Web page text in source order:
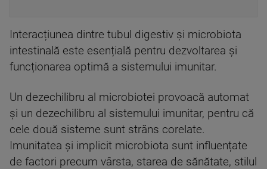
Interacțiunea dintre tubul digestiv și microbiota
intestinală este esențială pentru dezvoltarea și
funcționarea optimă a sistemului imunitar.
Un dezechilibru al microbiotei provoacă automat
și un dezechilibru al sistemului imunitar, pentru că
cele două sisteme sunt strâns corelate.
Imunitatea și implicit microbiota sunt influențate
de factori precum vârsta, starea de sănătate, stilul